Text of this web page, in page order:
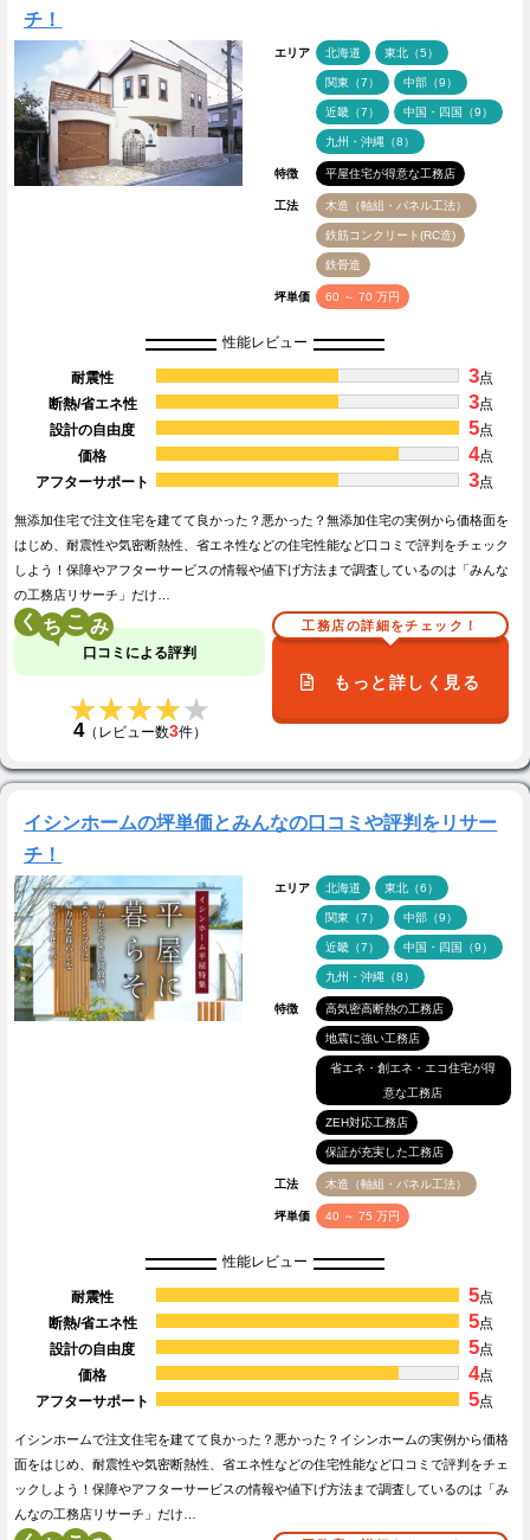
チ！
エリア 北海道 東北（5）
関東（7） 中部（9）
近畿（7） 中国・四国（9）
九州・沖縄（8）
特徴 平屋住宅が得意な工務店
工法 木造（軸組・パネル工法）
鉄筋コンクリート(RC造)
鉄骨造
坪単価 60 ～ 70 万円
性能レビュー
耐震性 3点
断熱/省エネ性
3点
設計の自由度
5点
価格
4点
アフターサポート
3点
無添加住宅で注文住宅を建てて良かった？悪かった？無添加住宅の実例から価格面を
はじめ、耐震性や気密断熱性、省エネ性などの住宅性能など口コミで評判をチェック
しよう！保障やアフターサービスの情報や値下げ方法まで調査しているのは「みんな
の工務店リサーチ」だけ…
く こ
口コミによる評判
★★★★★
★★★★★
4（レビュー数3件）
工務店の詳細をチェック！
もっと詳しく見る
イシンホームの坪単価とみんなの口コミや評判をリサー
チ！
エリア 北海道 東北（6）
関東（7） 中部（9）
近畿（7） 中国・四国（9）
九州・沖縄（8）
特徴 高気密高断熱の工務店
地震に強い工務店
省エネ・創エネ・エコ住宅が得
意な工務店
ZEH対応工務店
保証が充実した工務店
工法 木造（軸組・パネル工法）
坪単価 40 ～ 75 万円
性能レビュー
耐震性 5点
断熱/省エネ性
5点
設計の自由度
5点
価格
4点
アフターサポート
5点
イシンホームで注文住宅を建てて良かった？悪かった？イシンホームの実例から価格
面をはじめ、耐震性や気密断熱性、省エネ性などの住宅性能など口コミで評判をチェ
ックしよう！保障やアフターサービスの情報や値下げ方法まで調査しているのは「み
んなの工務店リサーチ」だけ…